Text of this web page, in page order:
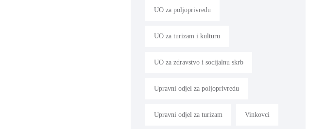
UO za poljoprivredu
UO za turizam i kulturu
UO za zdravstvo i socijalnu skrb
Upravni odjel za poljoprivredu
Upravni odjel za turizam Vinkovci